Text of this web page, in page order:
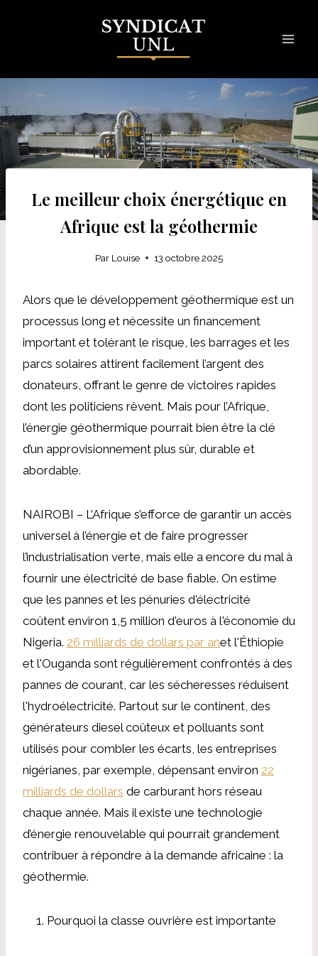
Le meilleur choix énergétique en
Afrique est la géothermie
Par Louise 13 octobre 2025
Alors que le développement géothermique est un
processus long et nécessite un financement
important et tolérant le risque, les barrages et les
parcs solaires attirent facilement l’argent des
donateurs, offrant le genre de victoires rapides
dont les politiciens rêvent. Mais pour l’Afrique,
l’énergie géothermique pourrait bien être la clé
d’un approvisionnement plus sûr, durable et
abordable.
NAIROBI – L’Afrique s’efforce de garantir un accès
universel à l’énergie et de faire progresser
l’industrialisation verte, mais elle a encore du mal à
fournir une électricité de base fiable. On estime
que les pannes et les pénuries d'électricité
coûtent environ 1,5 million d'euros à l'économie du
Nigeria. 26 milliards de dollars par anet l'Éthiopie
et l'Ouganda sont régulièrement confrontés à des
pannes de courant, car les sécheresses réduisent
l'hydroélectricité. Partout sur le continent, des
générateurs diesel coûteux et polluants sont
utilisés pour combler les écarts, les entreprises
nigérianes, par exemple, dépensant environ 22
milliards de dollars de carburant hors réseau
chaque année. Mais il existe une technologie
d’énergie renouvelable qui pourrait grandement
contribuer à répondre à la demande africaine : la
géothermie.
Pourquoi la classe ouvrière est importante